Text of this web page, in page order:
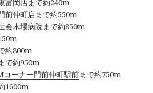
富岡店まで約240m
前仲町店まで約550m
会木場病院まで約850m
約800m
で約950m
コーナー門前仲町駅前まで約750m
1600m